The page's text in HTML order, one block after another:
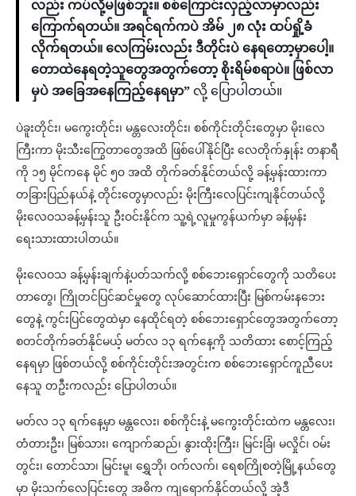
လည်း ကပ်လို့မဖြစ်ဘူး။ စစ်ကြောင်းလှည့်လာမှာလည်း
ကြောက်ရတယ်။ အရင်ရက်ကပဲ အိမ် ၂၈ လုံး ထပ်ရှို့ခံ
လိုက်ရတယ်။ လေကြမ်းလည်း ဒီတိုင်းပဲ နေရတော့မှာပေါ့။
တောထဲနေရတဲ့သူတွေအတွက်တော့ စိုးရိမ်စရာပဲ။ ဖြစ်လာ
မှပဲ အခြေအနေကြည့်နေရမှာ” လို့ ပြောပါတယ်။
ပဲခူးတိုင်း၊ မကွေးတိုင်း၊ မန္တလေးတိုင်း၊ စစ်ကိုင်းတိုင်းတွေမှာ မိုး၊လေ
ကြီးကာ မိုးသီးကြွေတာတွေအထိ ဖြစ်ပေါ်နိုင်ပြီး လေတိုက်နှုန်း တနာရီ
ကို ၁၅ မိုင်ကနေ မိုင် ၅၀ အထိ တိုက်ခတ်နိုင်တယ်လို့ ခန့်မှန်းထားကာ
တခြားပြည်နယ်နဲ့ တိုင်းတွေမှာလည်း မိုးကြီးလေပြင်းကျနိုင်တယ်လို့
မိုးလေဝသခန့်မှန်းသူ ဦးဝင်းနိုင်က သူ့ရဲ့လူမှုကွန်ယက်မှာ ခန့်မှန်း
ရေးသားထားပါတယ်။
မိုးလေဝသ ခန့်မှန်းချက်နဲ့ပတ်သက်လို့ စစ်ဘေးရှောင်တွေကို သတိပေး
တာတွေ၊ ကြိုတင်ပြင်ဆင်မှုတွေ လုပ်ဆောင်ထားပြီး မြစ်ကမ်းနဘေး
တွေနဲ့ ကွင်းပြင်တွေထဲမှာ နေထိုင်ရတဲ့ စစ်ဘေးရှောင်တွေအတွက်တော့
စတင်တိုက်ခတ်နိုင်မယ့် မတ်လ ၁၃ ရက်နေ့ကို သတိထား စောင့်ကြည့်
နေရမှာ ဖြစ်တယ်လို့ စစ်ကိုင်းတိုင်းအတွင်းက စစ်ဘေးရှောင်ကူညီပေး
နေသူ တဦးကလည်း ပြောပါတယ်။
မတ်လ ၁၃ ရက်နေ့မှာ မန္တလေး၊ စစ်ကိုင်းနဲ့ မကွေးတိုင်းထဲက မန္တလေး၊
တံတားဦး၊ မြစ်သား၊ ကျောက်ဆည်၊ နွားထိုးကြီး၊ မြင်းခြံ၊ မလှိုင်၊ ဝမ်း
တွင်း၊ တောင်သာ၊ မြင်းမူ၊ ရွှေဘို၊ ဝက်လက်၊ ရေစကြိုစတဲ့မြို့နယ်တွေ
မှာ မိုးသက်လေပြင်းတွေ အဓိက ကျရောက်နိုင်တယ်လို့ အဲ့ဒီ